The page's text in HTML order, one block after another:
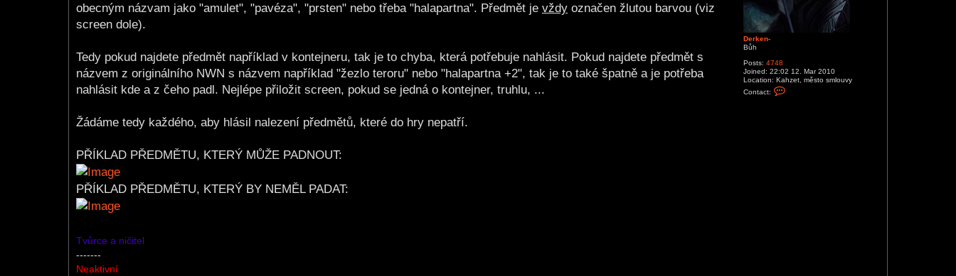
Derken-
Bůh
Posts: 4748
Joined: 22:02 12. Mar 2010
Location: Kahzet, město smlouvy
Contact:
obecným názvam jako "amulet", "pavéza", "prsten" nebo třeba "halapartna". Předmět je vždy označen žlutou barvou (viz
screen dole).
Tedy pokud najdete předmět například v kontejneru, tak je to chyba, která potřebuje nahlásit. Pokud najdete předmět s
názvem z originálního NWN s názvem například "žezlo teroru" nebo "halapartna +2", tak je to také špatně a je potřeba
nahlásit kde a z čeho padl. Nejlépe přiložit screen, pokud se jedná o kontejner, truhlu, ...
Žádáme tedy každého, aby hlásil nalezení předmětů, které do hry nepatří.
PŘÍKLAD PŘEDMĚTU, KTERÝ MŮŽE PADNOUT:
PŘÍKLAD PŘEDMĚTU, KTERÝ BY NEMĚL PADAT:
Tvůrce a ničitel
-------
Neaktivní